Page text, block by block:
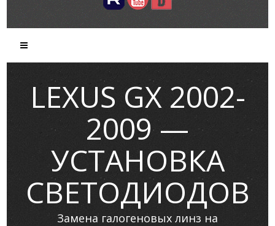
LEXUS GX 2002-
2009 —
УСТАНОВКА
СВЕТОДИОДОВ
Замена галогеновых линз на